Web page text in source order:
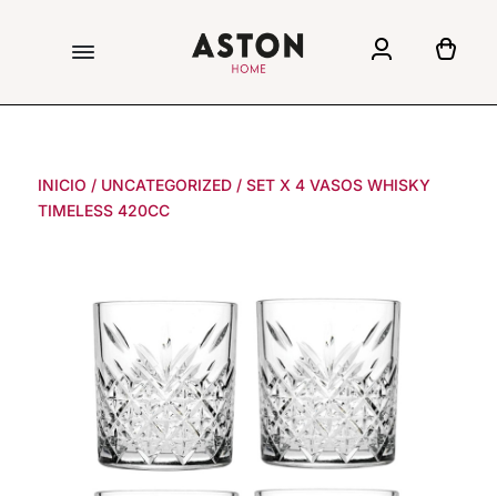
INICIO / UNCATEGORIZED/ SET X 4 VASOS WHISKY
TIMELESS 420CC